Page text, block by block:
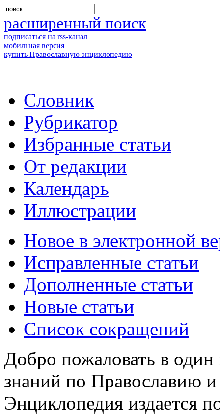
расширенный поиск
подписаться на rss-канал
мобильная версия
купить Православную энциклопедию
Словник
Рубрикатор
Избранные статьи
От редакции
Календарь
Иллюстрации
Новое в электронной
Исправленные статьи
Дополненные статьи
Новые статьи
Список сокращений
Добро пожаловать в
знаний по Православию
Энциклопедия издается